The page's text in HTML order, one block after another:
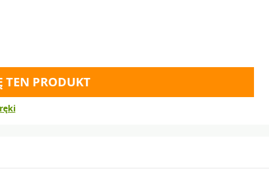
TEN PRODUKT